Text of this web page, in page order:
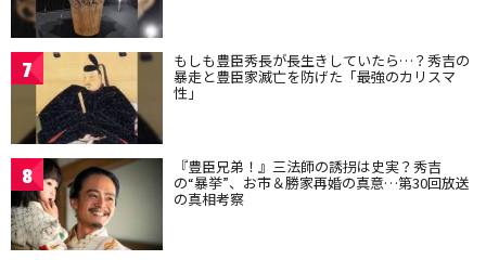
7 もしも豊臣秀長が長生きしていたら…？秀吉の
暴走と豊臣家滅亡を防げた「最強のカリスマ
性」
8 『豊臣兄弟！』三法師の誘拐は史実？秀吉
の“暴挙”、お市＆勝家再婚の真意…第30回放送
の真相考察